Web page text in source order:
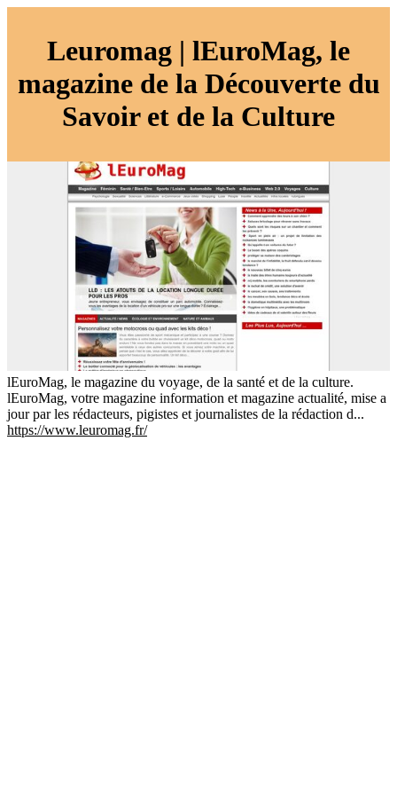
Leuromag | lEuroMag, le
magazine de la Découverte du
Savoir et de la Culture
lEuroMag, le magazine du voyage, de la santé et de la culture.
lEuroMag, votre magazine information et magazine actualité, mise a
jour par les rédacteurs, pigistes et journalistes de la rédaction d...
https://www.leuromag.fr/